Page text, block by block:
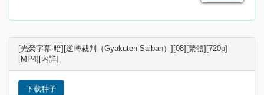
[光榮字幕·暗][逆轉裁判（Gyakuten Saiban）][08][繁體][720p]
[MP4][內詳]
下载种子